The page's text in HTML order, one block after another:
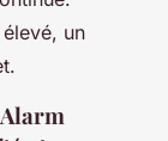
un